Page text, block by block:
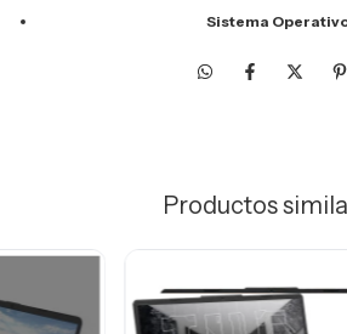
Sistema
Productos